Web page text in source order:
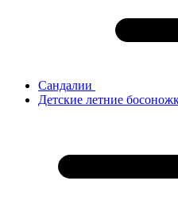
Сандалии
Детские летние